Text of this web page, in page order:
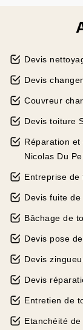
Devis
Devis
Couvreur
Devis toiture
Réparation
Nicolas Du
Entreprise de
Devis fuite
Bâchage de
Devis pose
Devis
Devis
Entretien de
Etanchéité